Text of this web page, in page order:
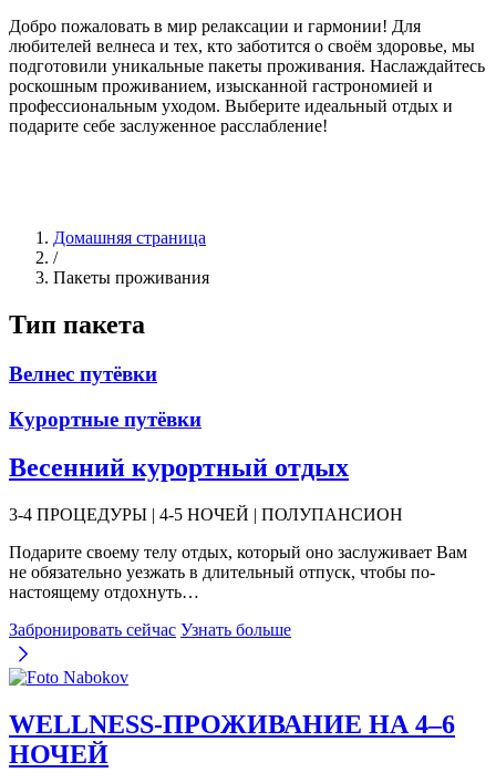
Добро пожаловать в мир релаксации и гармонии! Для
любителей велнеса и тех, кто заботится о своём здоровье, мы
подготовили уникальные пакеты проживания. Наслаждайтесь
роскошным проживанием, изысканной гастрономией и
профессиональным уходом. Выберите идеальный отдых и
подарите себе заслуженное расслабление!
Домашняя страница
/
Пакеты проживания
Тип пакета
Велнес путёвки
Курортные путёвки
Весенний курортный отдых
3-4 ПРОЦЕДУРЫ | 4-5 НОЧЕЙ | ПОЛУПАНСИОН
Подарите своему телу отдых, который оно заслуживает Вам
не обязательно уезжать в длительный отпуск, чтобы по-
настоящему отдохнуть…
Забронировать сейчас Узнать больше
WELLNESS-ПРОЖИВАНИЕ НА 4–6
НОЧЕЙ